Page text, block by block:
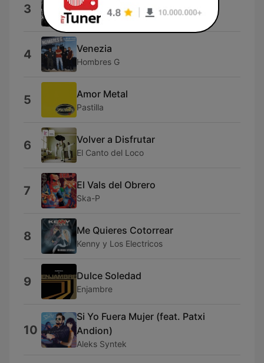
3 El Final
Rostros Ocultos
4 Venezia
Hombres G
5 Amor Metal
Pastilla
6 Volver a Disfrutar
El Canto del Loco
7 El Vals del Obrero
Ska-P
8 Me Quieres Cotorrear
Kenny y Los Electricos
9 Dulce Soledad
Enjambre
10
Si Yo Fuera Mujer (feat. Patxi
Andion)
Aleks Syntek